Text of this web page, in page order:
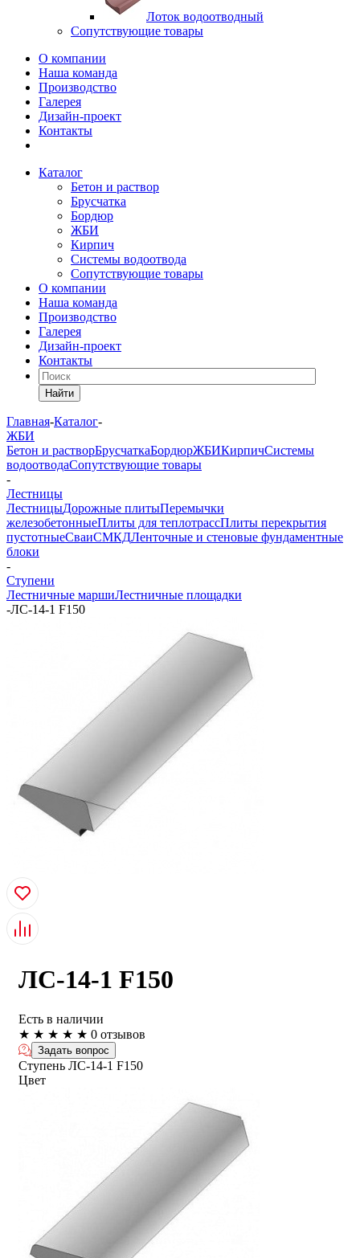
Лоток водоотводный
Сопутствующие товары
О компании
Наша команда
Производство
Галерея
Дизайн-проект
Контакты
Каталог
Бетон и раствор
Брусчатка
Бордюр
ЖБИ
Кирпич
Системы водоотвода
Сопутствующие товары
О компании
Наша команда
Производство
Галерея
Дизайн-проект
Контакты
Найти
Главная-Каталог-
ЖБИ
Бетон и растворБрусчаткаБордюрЖБИКирпичСистемы
водоотводаСопутствующие товары
-
Лестницы
ЛестницыДорожные плитыПеремычки
железобетонныеПлиты для теплотрассПлиты перекрытия
пустотныеСваиСМКДЛенточные и стеновые фундаментные
блоки
-
Ступени
Лестничные маршиЛестничные площадки
-ЛС-14-1 F150
ЛС-14-1 F150
Есть в наличии
★ ★ ★ ★ ★ 0 отзывов
Задать вопрос
Ступень ЛС-14-1 F150
Цвет